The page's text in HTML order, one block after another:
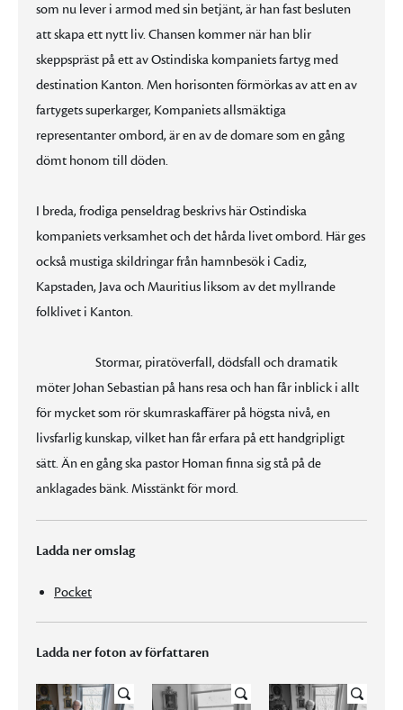
som nu lever i armod med sin betjänt, är han fast besluten
att skapa ett nytt liv. Chansen kommer när han blir
skeppspräst på ett av Ostindiska kompaniets fartyg med
destination Kanton. Men horisonten förmörkas av att en av
fartygets superkarger, Kompaniets allsmäktiga
representanter ombord, är en av de domare som en gång
dömt honom till döden.
I breda, frodiga penseldrag beskrivs här Ostindiska
kompaniets verksamhet och det hårda livet ombord. Här ges
också mustiga skildringar från hamnbesök i Cadiz,
Kapstaden, Java och Mauritius liksom av det myllrande
folklivet i Kanton.
Stormar, piratöverfall, dödsfall och dramatik
möter Johan Sebastian på hans resa och han får inblick i allt
för mycket som rör skumraskaffärer på högsta nivå, en
livsfarlig kunskap, vilket han får erfara på ett handgripligt
sätt. Än en gång ska pastor Homan finna sig stå på de
anklagades bänk. Misstänkt för mord.
Ladda ner omslag
Pocket
Ladda ner foton av författaren